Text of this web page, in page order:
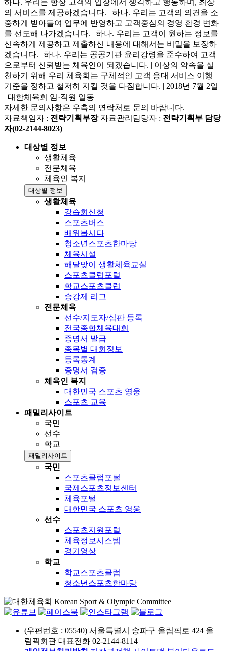
자세한 문의사항은 우측의 연락처로 문의 바랍니다.
자료책임자 : 전략기획부장 자료관리담당자 : 전략기획부 담당
자(02-2144-8023)
대상별 정보
생활체육
전문체육
체육인 복지
대상별 정보
생활체육
강습회신청
스포츠버스
배워봅시다
청소년스포츠한마당
체육시설
해달맞이 생활체육교실
스포츠클럽포털
학교스포츠클럽
승강제 리그
전문체육
선수/지도자/심판 등록
전국종합체육대회
증명서 발급
종목별 대회정보
등록통계
증명서 검증
체육인 복지
대한민국 스포츠 영웅
스포츠 교육
패밀리사이트
국민
선수
학교
패밀리사이트
국민
스포츠클럽포털
국제스포츠정보센터
체육포털
대한민국 스포츠 영웅
선수
스포츠지원포털
체육정보시스템
경기영상
학교
학교스포츠클럽
청소년스포츠한마당
(우편번호 : 05540) 서울특별시 송파구 올림픽로 424 올
림픽회관 대표전화 02-2144-8114